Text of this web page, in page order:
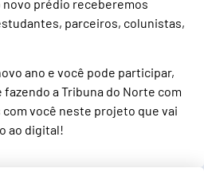
novo prédio receberemos
parceiros, colunistas,
ano e você pode participar,
a Tribuna do Norte com
você neste projeto que vai
ao digital!